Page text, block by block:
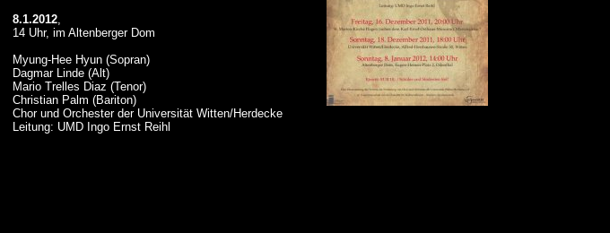
8.1.2012,
14 Uhr, im Altenberger Dom
Myung-Hee Hyun (Sopran)
Dagmar Linde (Alt)
Mario Trelles Diaz (Tenor)
Christian Palm (Bariton)
Chor und Orchester der Universität Witten/Herdecke
Leitung: UMD Ingo Ernst Reihl